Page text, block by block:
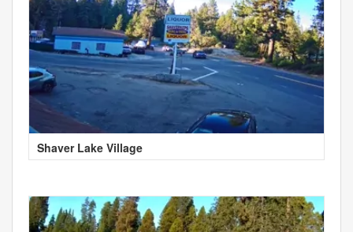
Shaver Lake Village